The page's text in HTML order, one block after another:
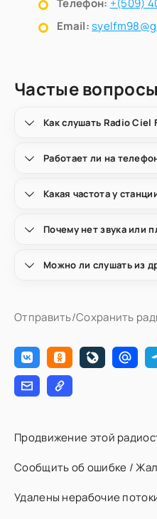
Телефон: +(509)
Email:
Частые
Как слушать Radio Ciel
Работает ли на
Какая частота у
Почему нет звука или
Можно ли слушать из
Отправить/Сохранить
Продвижение этой
Сообщить об ошибке /
Удалены нерабочие